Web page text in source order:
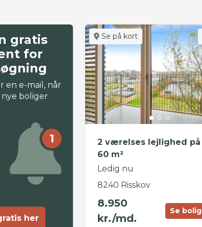
gratis
for
en e-mail, når
boliger
1
her
Se på kort
2 værelses lejlighed på
60 m²
Ledig nu
8240 Risskov
8.950
kr./md.
Se bolig